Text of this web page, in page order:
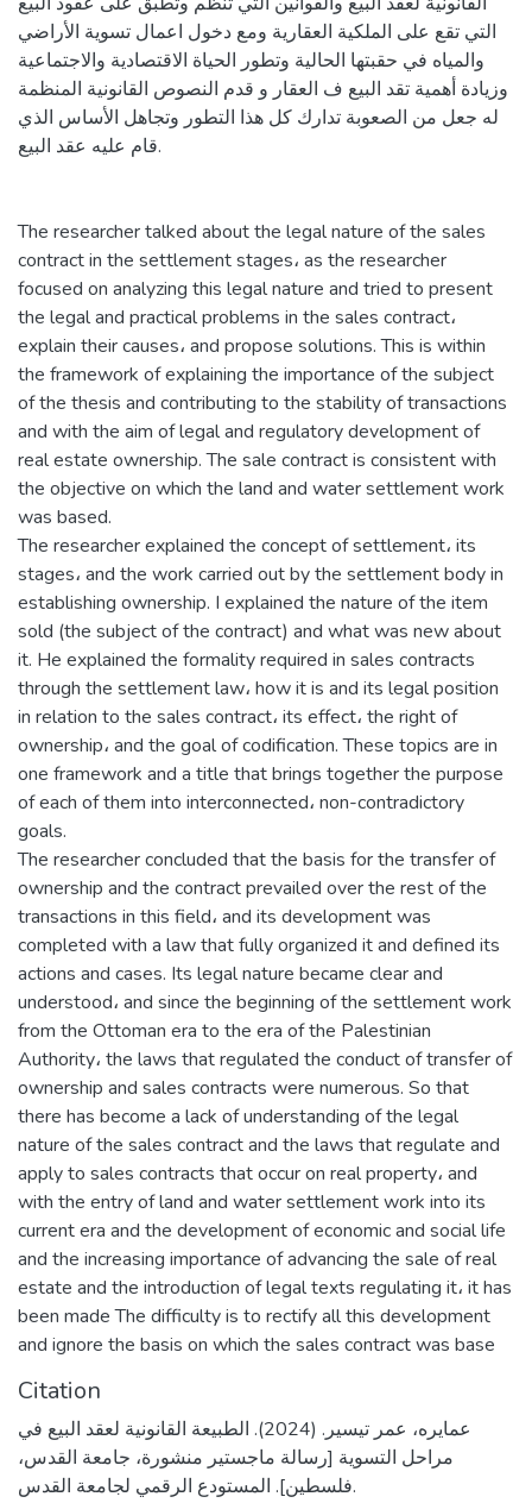
التي تقع على الملكية العقارية ومع دخول اعمال تسوية الأراضي
والمياه في حقبتها الحالية وتطور الحياة الاقتصادية والاجتماعية
وزيادة أهمية تقد البيع ف العقار و قدم النصوص القانونية المنظمة
له جعل من الصعوبة تدارك كل هذا التطور وتجاهل الأساس الذي
قام عليه عقد البيع.
The researcher talked about the legal nature of the sales
contract in the settlement stages، as the researcher
focused on analyzing this legal nature and tried to present
the legal and practical problems in the sales contract،
explain their causes، and propose solutions. This is within
the framework of explaining the importance of the subject
of the thesis and contributing to the stability of transactions
and with the aim of legal and regulatory development of
real estate ownership. The sale contract is consistent with
the objective on which the land and water settlement work
was based.
The researcher explained the concept of settlement، its
stages، and the work carried out by the settlement body in
establishing ownership. I explained the nature of the item
sold (the subject of the contract) and what was new about
it. He explained the formality required in sales contracts
through the settlement law، how it is and its legal position
in relation to the sales contract، its effect، the right of
ownership، and the goal of codification. These topics are in
one framework and a title that brings together the purpose
of each of them into interconnected، non-contradictory
goals.
The researcher concluded that the basis for the transfer of
ownership and the contract prevailed over the rest of the
transactions in this field، and its development was
completed with a law that fully organized it and defined its
actions and cases. Its legal nature became clear and
understood، and since the beginning of the settlement work
from the Ottoman era to the era of the Palestinian
Authority، the laws that regulated the conduct of transfer of
ownership and sales contracts were numerous. So that
there has become a lack of understanding of the legal
nature of the sales contract and the laws that regulate and
apply to sales contracts that occur on real property، and
with the entry of land and water settlement work into its
current era and the development of economic and social life
and the increasing importance of advancing the sale of real
estate and the introduction of legal texts regulating it، it has
been made The difficulty is to rectify all this development
and ignore the basis on which the sales contract was base
Citation
عمايره، عمر تيسير. (2024). الطبيعة القانونية لعقد البيع في
مراحل التسوية [رسالة ماجستير منشورة، جامعة القدس،
فلسطين]. المستودع الرقمي لجامعة القدس.